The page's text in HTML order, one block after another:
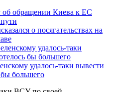
об обращении Киева к ЕС
о посягательствах на
удалось-таки вывести
большего